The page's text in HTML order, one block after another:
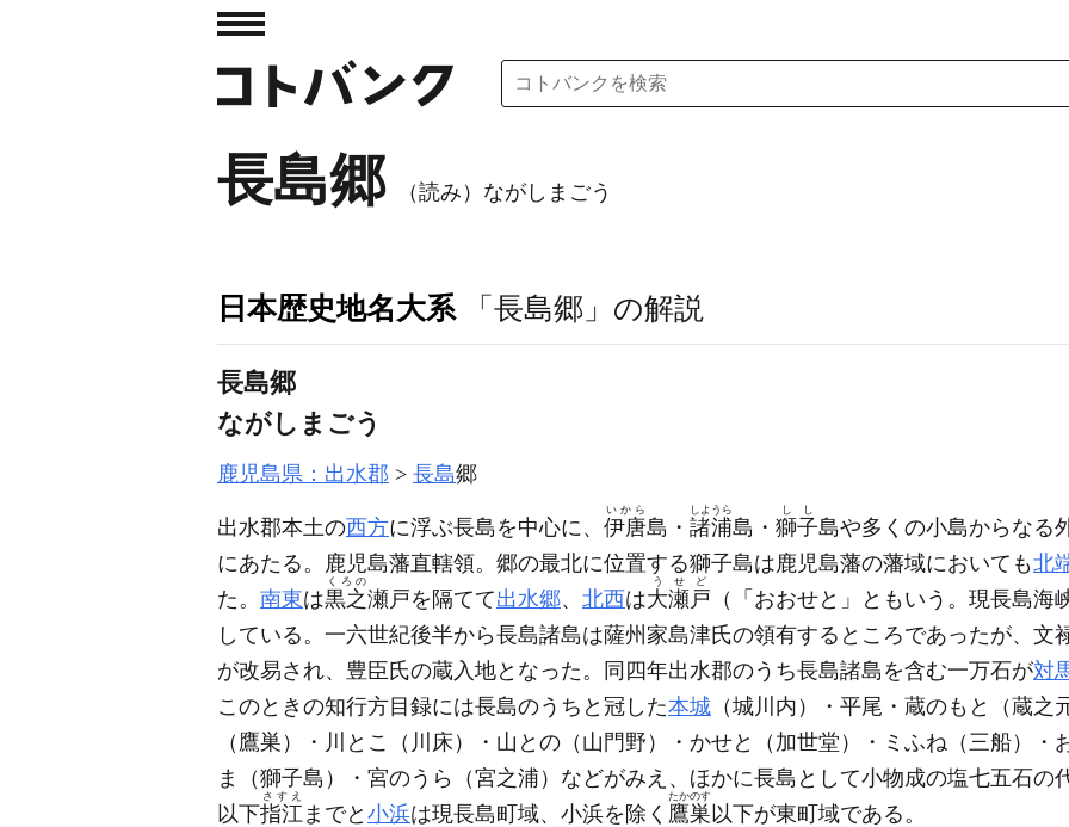
長島郷 （読み）ながしまごう
日本歴史地名大系 「長島郷」の解説
長島郷
ながしまごう
鹿児島県：出水郡 長島郷
出水郡本土の西方に浮ぶ長島を中心に、 伊唐
いから
島・ 諸浦
しようら
島・ 獅子
しし
島や多くの小島からなる
にあたる。鹿児島藩直轄領。郷の最北に位置する獅子島は鹿児島藩の藩域においても北
た。 南東は黒之
くろの
瀬戸を隔てて出水郷、 北西は大瀬戸
うせど
（「おおせと」ともいう。現長島海
している。一六世紀後半から長島諸島は薩州家島津氏の領有するところであったが、文
が改易され、豊臣氏の蔵入地となった。同四年出水郡のうち長島諸島を含む一万石が対
このときの知行方目録には長島のうちと冠した本城 （城川内） ・平尾・蔵のもと （蔵之
（鷹巣）
・川とこ （川床） ・山との （山門野） ・かせと （加世堂） ・ミふね （三船） ・
ま
（獅子島） ・宮のうら （宮之浦） などがみえ、ほかに長島として小物成の塩七五石の
以下指江
さすえ
までと 小浜は現長島町域、小浜を除く 鷹巣
たかのす
以下が東町域である。